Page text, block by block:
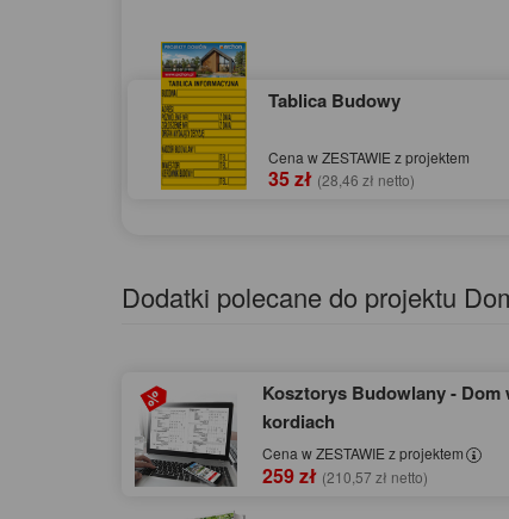
Tablica Budowy
Cena w ZESTAWIE z projektem
35 zł (28,46 zł netto)
Dodatki polecane do projektu
Kosztorys Budowlany - Dom
kordiach
Cena w ZESTAWIE z projektem
259 zł (210,57 zł netto)